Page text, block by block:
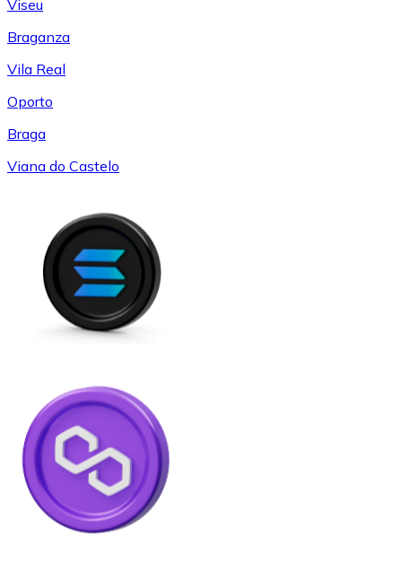
Viseu
Braganza
Vila Real
Oporto
Braga
Viana do Castelo